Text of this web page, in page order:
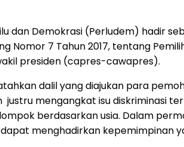
dan Demokrasi (Perludem) hadir
Nomor 7 Tahun 2017, tentang
presiden (capres-cawapres).
dalil yang diajukan para
mengangkat isu diskriminasi
berdasarkan usia. Dalam
menghadirkan kepemimpinan